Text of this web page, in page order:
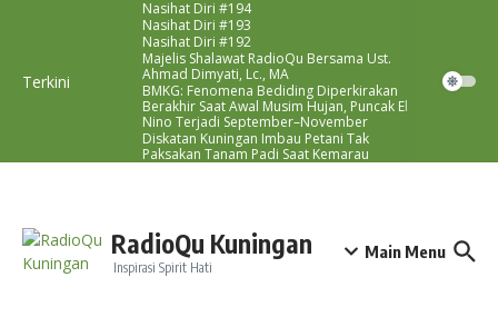
Terkini
Nasihat Diri #194
Nasihat Diri #193
Nasihat Diri #192
Majelis Shalawat RadioQu Bersama Ust.
Ahmad Dimyati, Lc., MA
BMKG: Fenomena Bediding Diperkirakan
Berakhir Saat Awal Musim Hujan, Puncak El
Nino Terjadi September–November
Diskatan Kuningan Imbau Petani Tak
Paksakan Tanam Padi Saat Kemarau
RadioQu Kuningan
Inspirasi Spirit Hati
Main Menu